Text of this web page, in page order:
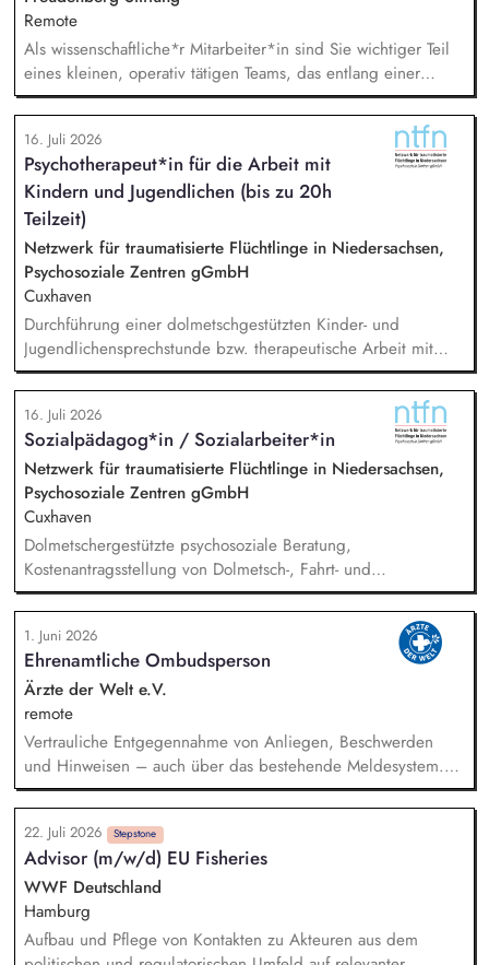
Remote
Als wissenschaftliche*r Mitarbeiter*in sind Sie wichtiger Teil
eines kleinen, operativ tätigen Teams, das entlang einer
klaren Programmatik langfristig soziale Innovation
implementiert. Sie unterstützen die Geschäftsführung bei der
Umsetzung der Stiftungsprogrammatik und entwickeln dabei
die Internationalisierungsstrategie der Stiftung weiter. Sie
übersetzen wissenschaftliche Erkenntnisse in
alltagsangebundene Handlungsansätze entlang unserer
Stiftungsprogrammatik.
16. Juli 2026
Psychotherapeut*in für die Arbeit mit
Kindern und Jugendlichen (bis zu 20h
Teilzeit)
Netzwerk für traumatisierte Flüchtlinge in Niedersachsen,
Psychosoziale Zentren gGmbH
Cuxhaven
Durchführung einer dolmetschgestützten Kinder- und
Jugendlichensprechstunde bzw. therapeutische Arbeit mit
geflüchteten Kindern und Jugendlichen /
(trauma-)pädagogische Fachberatung, Dokumentation und
Austausch mit dem Team, Stellungnahmen, Mitarbeit in
externen Netzwerken und Arbeitsgruppen.
16. Juli 2026
Sozialpädagog*in / Sozialarbeiter*in
Netzwerk für traumatisierte Flüchtlinge in Niedersachsen,
Psychosoziale Zentren gGmbH
Cuxhaven
Dolmetschergestützte psychosoziale Beratung,
Kostenantragsstellung von Dolmetsch-, Fahrt- und
Therapiekosten, Mitarbeit in externen Netzwerken und
Arbeitsgruppen, Vermittlung in die psychiatrische /
psychotherapeutische Regelversorgung.
1. Juni 2026
Ehrenamtliche Ombudsperson
Ärzte der Welt e.V.
remote
Vertrauliche Entgegennahme von Anliegen, Beschwerden
und Hinweisen – auch über das bestehende Meldesystem.
Vermittlung bei Konflikten und Unterstützung bei
Klärungsprozessen. Konzeption und Durchführung von
Schulungen und Sensibilisierungsformaten. Mitwirkung an der
Weiterentwicklung von Leitlinien, Verhaltenskodizes und dem
Meldesystem. Förderung einer offenen Feedback- und
Beschwerdekultur innerhalb der Organisation.
22. Juli 2026 Stepstone
Advisor (m/w/d) EU Fisheries
WWF Deutschland
Hamburg
Aufbau und Pflege von Kontakten zu Akteuren aus dem